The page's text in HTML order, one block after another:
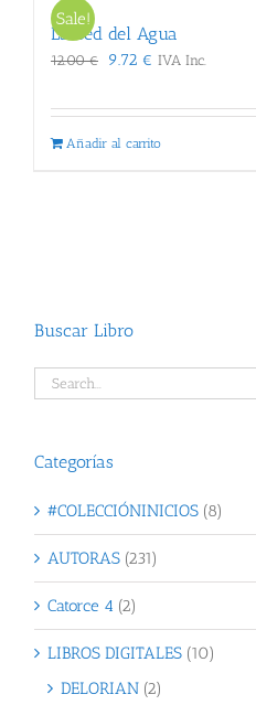
Sale!
La Sed del Agua
12.00€
El
original
9.72 € El
actual
IVA Inc.
Añadir al carrito
Buscar Libro
Categorías
#COLECCIÓNINICIOS (8)
AUTORAS (231)
Catorce 4 (2)
LIBROS DIGITALES (10)
DELORIAN (2)